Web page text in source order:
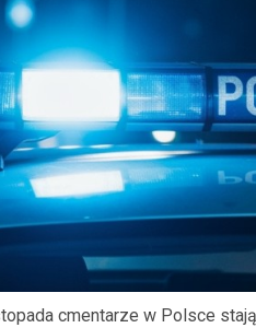
cmentarze w Polsce